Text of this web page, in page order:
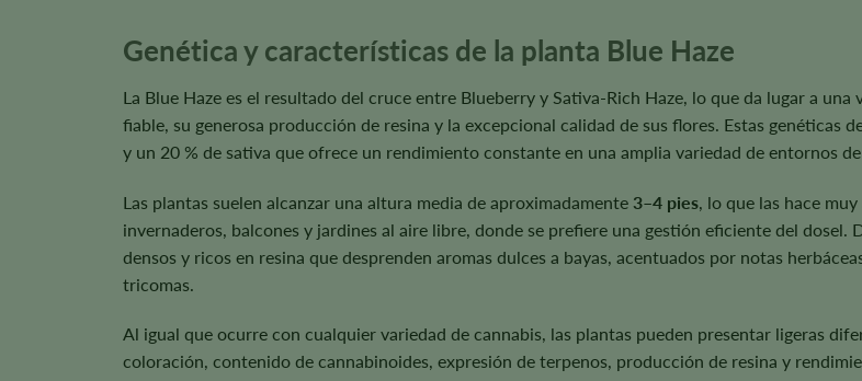
Genética y características de la planta Blue Haze
La Blue Haze es el resultado del cruce entre Blueberry y Sativa-Rich Haze, lo que da lugar a
fiable, su generosa producción de resina y la excepcional calidad de sus flores. Estas genéticas
y un 20 % de sativa que ofrece un rendimiento constante en una amplia variedad de entornos
Las plantas suelen alcanzar una altura media de aproximadamente 3–4 pies , lo que las hace
invernaderos, balcones y jardines al aire libre, donde se prefiere una gestión eficiente del
densos y ricos en resina que desprenden aromas dulces a bayas, acentuados por notas
tricomas.
Al igual que ocurre con cualquier variedad de cannabis, las plantas pueden presentar ligeras
coloración, contenido de cannabinoides, expresión de terpenos, producción de resina y